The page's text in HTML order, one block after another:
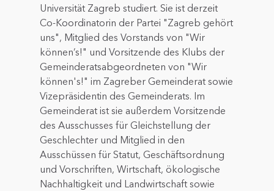
Universität Zagreb studiert. Sie ist derzeit
Co-Koordinatorin der Partei "Zagreb gehört
uns", Mitglied des Vorstands von "Wir
können’s!" und Vorsitzende des Klubs der
Gemeinderatsabgeordneten von "Wir
können's!" im Zagreber Gemeinderat sowie
Vizepräsidentin des Gemeinderats. Im
Gemeinderat ist sie außerdem Vorsitzende
des Ausschusses für Gleichstellung der
Geschlechter und Mitglied in den
Ausschüssen für Statut, Geschäftsordnung
und Vorschriften, Wirtschaft, ökologische
Nachhaltigkeit und Landwirtschaft sowie